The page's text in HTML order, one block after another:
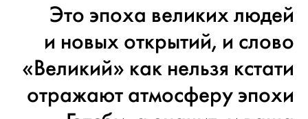
Это эпоха великих людей
и новых открытий, и слово
«Великий» как нельзя кстати
отражают атмосферу эпохи